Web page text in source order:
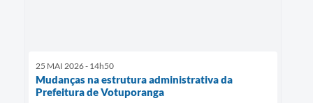
25 MAI 2026 - 14h50
Mudanças na estrutura administrativa da
Prefeitura de Votuporanga